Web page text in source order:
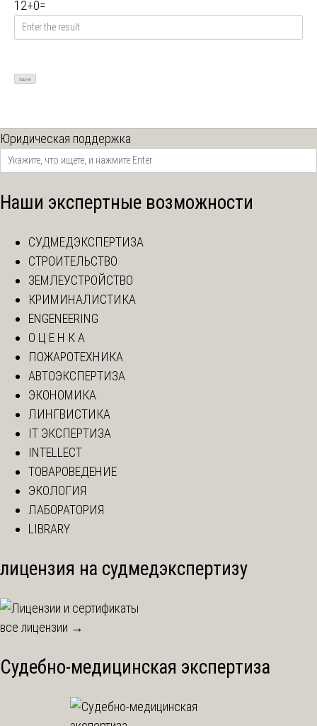
12+0=
Юридическая поддержка
Наши экспертные возможности
СУДМЕДЭКСПЕРТИЗА
СТРОИТЕЛЬСТВО
ЗЕМЛЕУСТРОЙСТВО
КРИМИНАЛИСТИКА
ENGENEERING
О Ц Е Н К А
ПОЖАРОТЕХНИКА
АВТОЭКСПЕРТИЗА
ЭКОНОМИКА
ЛИНГВИСТИКА
IT ЭКСПЕРТИЗА
INTELLECT
ТОВАРОВЕДЕНИЕ
ЭКОЛОГИЯ
ЛАБОРАТОРИЯ
LIBRARY
лицензия на судмедэкспертизу
все лицензии →
Судебно-медицинская экспертиза